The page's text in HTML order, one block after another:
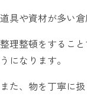
道具や資材が多い
整理整頓をするこ
うになります。
また、物を丁寧に